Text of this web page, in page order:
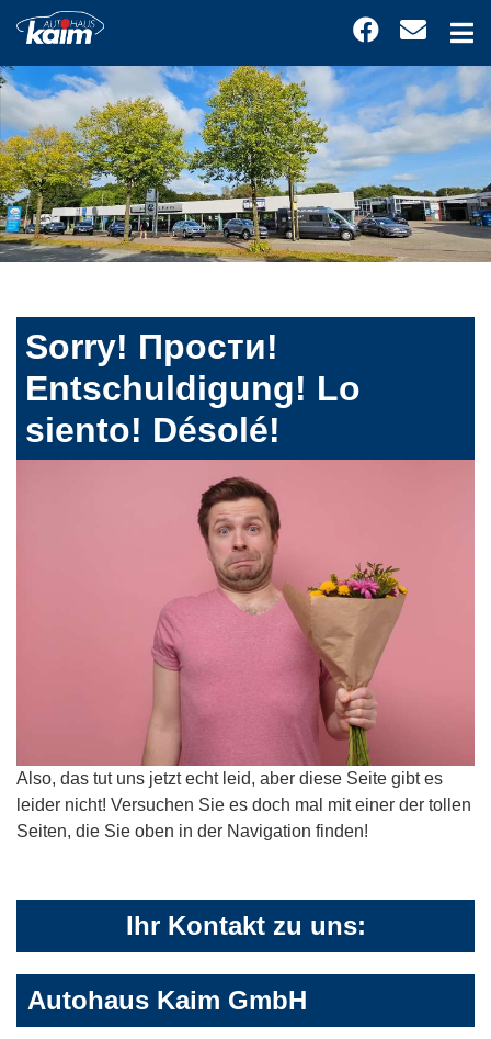
Sorry! Прости!
Entschuldigung! Lo
siento! Désolé!
Also, das tut uns jetzt echt leid, aber diese Seite gibt es
leider nicht! Versuchen Sie es doch mal mit einer der tollen
Seiten, die Sie oben in der Navigation finden!
Ihr Kontakt zu uns:
Autohaus Kaim GmbH